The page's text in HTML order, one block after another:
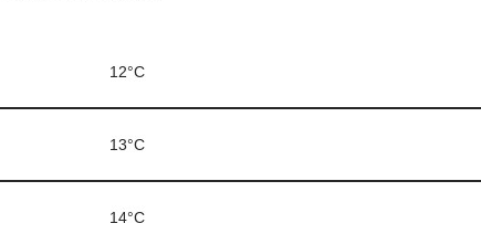
12°C
13°C
14°C